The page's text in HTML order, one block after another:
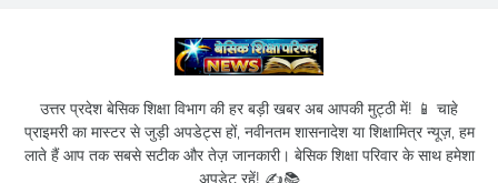
उत्तर प्रदेश बेसिक शिक्षा विभाग की हर बड़ी खबर अब आपकी मुट्ठी में! 📱 चाहे
प्राइमरी का मास्टर से जुड़ी अपडेट्स हों, नवीनतम शासनादेश या शिक्षामित्र न्यूज़, हम
लाते हैं आप तक सबसे सटीक और तेज़ जानकारी। बेसिक शिक्षा परिवार के साथ हमेशा
अपडेट रहें! ✍️📚